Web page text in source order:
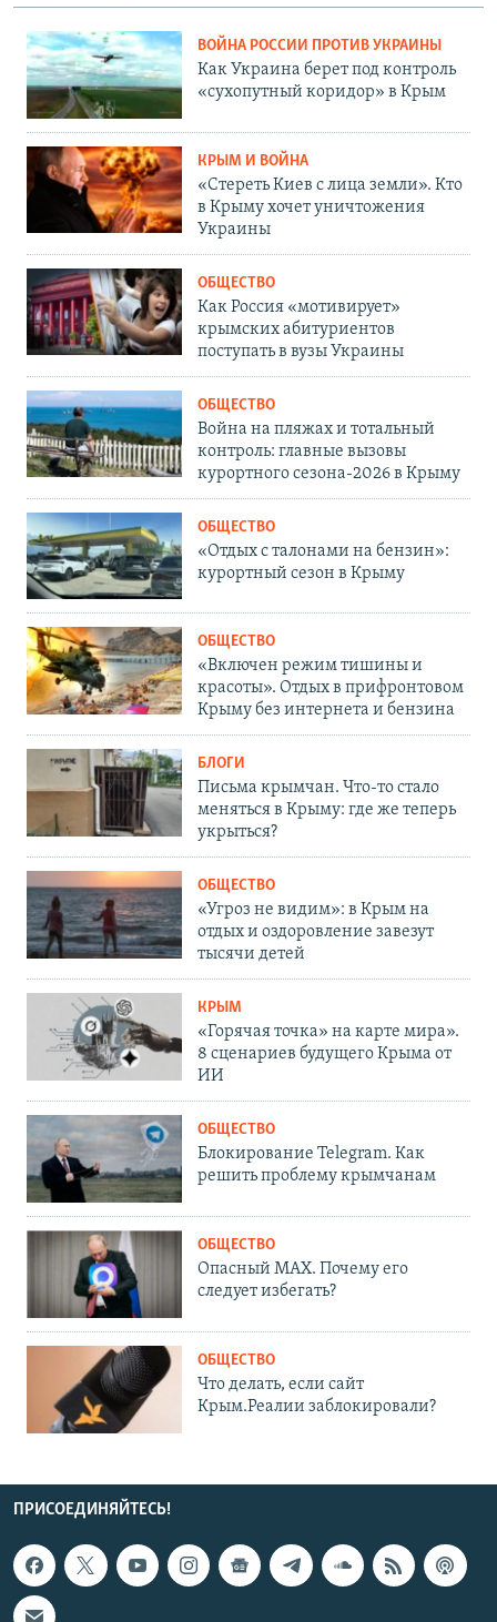
ВОЙНА РОССИИ ПРОТИВ УКРАИНЫ
Как Украина берет под контроль
«сухопутный коридор» в Крым
КРЫМ И ВОЙНА
«Стереть Киев с лица земли». Кто
в Крыму хочет уничтожения
Украины
ОБЩЕСТВО
Как Россия «мотивирует»
крымских абитуриентов
поступать в вузы Украины
ОБЩЕСТВО
Война на пляжах и тотальный
контроль: главные вызовы
курортного сезона-2026 в Крыму
ОБЩЕСТВО
«Отдых с талонами на бензин»:
курортный сезон в Крыму
ОБЩЕСТВО
«Включен режим тишины и
красоты». Отдых в прифронтовом
Крыму без интернета и бензина
БЛОГИ
Письма крымчан. Что-то стало
меняться в Крыму: где же теперь
укрыться?
ОБЩЕСТВО
«Угроз не видим»: в Крым на
отдых и оздоровление завезут
тысячи детей
КРЫМ
«Горячая точка» на карте мира».
8 сценариев будущего Крыма от
ИИ
ОБЩЕСТВО
Блокирование Telegram. Как
решить проблему крымчанам
ОБЩЕСТВО
Опасный MAX. Почему его
следует избегать?
ОБЩЕСТВО
Что делать, если сайт
Крым.Реалии заблокировали?
ПРИСОЕДИНЯЙТЕСЬ!